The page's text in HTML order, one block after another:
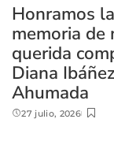
Honramos la
memoria de
querida
Diana Ibáñez
Ahumada
27 julio, 2026